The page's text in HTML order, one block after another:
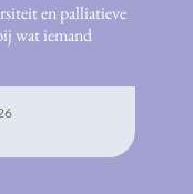
en palliatieve
wat iemand